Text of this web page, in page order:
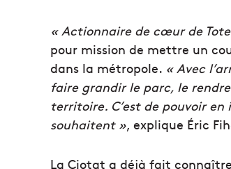
« Actionnaire de cœur de
pour mission de mettre un
dans la métropole. « Avec
faire grandir le parc, le
territoire. C’est de pouvoir
souhaitent », explique Éric
La Ciotat a déjà fait